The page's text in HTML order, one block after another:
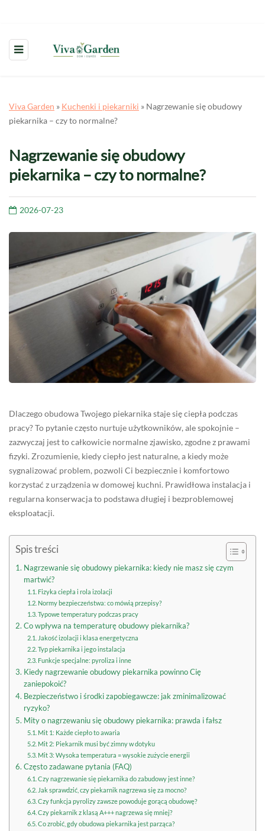
Viva Garden » Kuchenki i piekarniki » Nagrzewanie się obudowy
piekarnika – czy to normalne?
Nagrzewanie się obudowy
piekarnika – czy to normalne?
2026-07-23
Dlaczego obudowa Twojego piekarnika staje się ciepła podczas
pracy? To pytanie często nurtuje użytkowników, ale spokojnie –
zazwyczaj jest to całkowicie normalne zjawisko, zgodne z prawami
fizyki. Zrozumienie, kiedy ciepło jest naturalne, a kiedy może
sygnalizować problem, pozwoli Ci bezpiecznie i komfortowo
korzystać z urządzenia w domowej kuchni. Prawidłowa instalacja i
regularna konserwacja to podstawa długiej i bezproblemowej
eksploatacji.
Spis treści
Nagrzewanie się obudowy piekarnika: kiedy nie masz się czym
martwić?
Fizyka ciepła i rola izolacji
Normy bezpieczeństwa: co mówią przepisy?
Typowe temperatury podczas pracy
Co wpływa na temperaturę obudowy piekarnika?
Jakość izolacji i klasa energetyczna
Typ piekarnika i jego instalacja
Funkcje specjalne: pyroliza i inne
Kiedy nagrzewanie obudowy piekarnika powinno Cię
zaniepokoić?
Bezpieczeństwo i środki zapobiegawcze: jak zminimalizować
ryzyko?
Mity o nagrzewaniu się obudowy piekarnika: prawda i fałsz
Mit 1: Każde ciepło to awaria
Mit 2: Piekarnik musi być zimny w dotyku
Mit 3: Wysoka temperatura = wysokie zużycie energii
Często zadawane pytania (FAQ)
Czy nagrzewanie się piekarnika do zabudowy jest inne?
Jak sprawdzić, czy piekarnik nagrzewa się za mocno?
Czy funkcja pyrolizy zawsze powoduje gorącą obudowę?
Czy piekarnik z klasą A+++ nagrzewa się mniej?
Co zrobić, gdy obudowa piekarnika jest parząca?